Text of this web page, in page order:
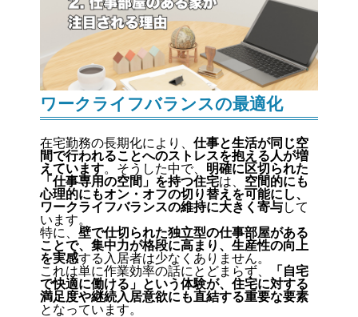
ワークライフバランスの最適化
在宅勤務の長期化により、 仕事と生活が同じ空
間で行われることへのストレスを抱える人が増
えています。そうした中で、 明確に区切られた
「仕事専用の空間」を持つ住宅は、 空間的にも
心理的にもオン・オフの切り替えを可能にし、
ワークライフバランスの維持に大きく寄与して
います。
特に、 壁で仕切られた独立型の仕事部屋がある
ことで、集中力が格段に高まり、生産性の向上
を実感する入居者は少なくありません。
これは単に作業効率の話にとどまらず、
「自宅
で快適に働ける」という体験が、住宅に対する
満足度や継続入居意欲にも直結する重要な要素
となっています。